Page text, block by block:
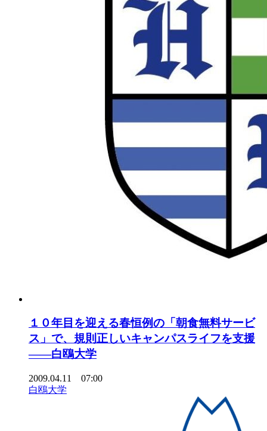
１０年目を迎える春恒例の「朝食無料サービ
ス」で、規則正しいキャンパスライフを支援
――白鴎大学
2009.04.11 07:00
白鴎大学